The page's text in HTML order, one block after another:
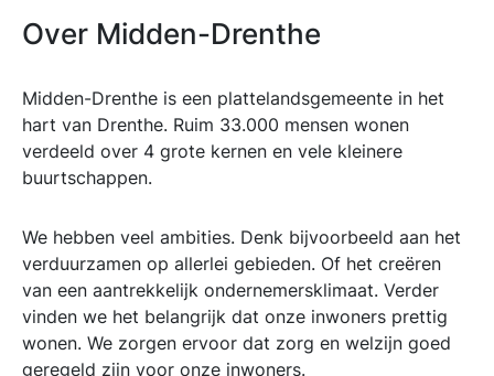
Over Midden-Drenthe
Midden-Drenthe is een plattelandsgemeente in het
hart van Drenthe. Ruim 33.000 mensen wonen
verdeeld over 4 grote kernen en vele kleinere
buurtschappen.
We hebben veel ambities. Denk bijvoorbeeld aan het
verduurzamen op allerlei gebieden. Of het creëren
van een aantrekkelijk ondernemersklimaat. Verder
vinden we het belangrijk dat onze inwoners prettig
wonen. We zorgen ervoor dat zorg en welzijn goed
geregeld zijn voor onze inwoners.